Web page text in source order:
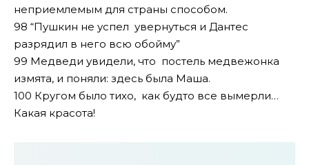
неприемлемым для страны способом.
98 “Пушкин не успел увернуться и Дантес
разрядил в него всю обойму”
99 Медведи увидели, что постель медвежонка
измята, и поняли: здесь была Маша.
100 Кругом было тихо, как будто все вымерли…
Какая красота!